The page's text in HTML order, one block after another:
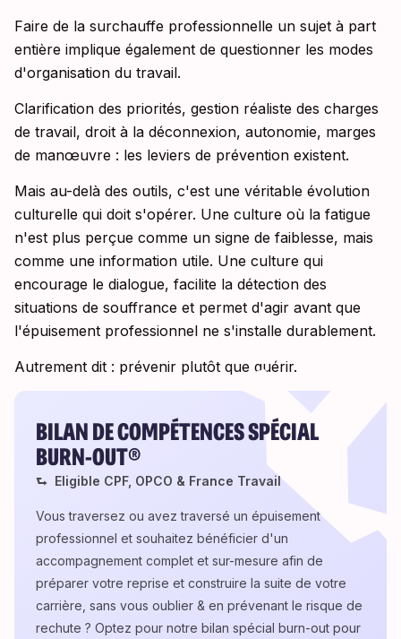
Faire de la surchauffe professionnelle un sujet à part
entière implique également de questionner les modes
d'organisation du travail.
Clarification des priorités, gestion réaliste des charges
de travail, droit à la déconnexion, autonomie, marges
de manœuvre : les leviers de prévention existent.
Mais au-delà des outils, c'est une véritable évolution
culturelle qui doit s'opérer. Une culture où la fatigue
n'est plus perçue comme un signe de faiblesse, mais
comme une information utile. Une culture qui
encourage le dialogue, facilite la détection des
situations de souffrance et permet d'agir avant que
l'épuisement professionnel ne s'installe durablement.
Autrement dit : prévenir plutôt que guérir.
BILAN DE COMPÉTENCES SPÉCIAL
BURN-OUT®
⮑ Eligible CPF, OPCO & France Travail
Vous traversez ou avez traversé un épuisement
professionnel et souhaitez bénéficier d'un
accompagnement complet et sur-mesure afin de
préparer votre reprise et construire la suite de votre
carrière, sans vous oublier & en prévenant le risque de
rechute ? Optez pour notre bilan spécial burn-out pour